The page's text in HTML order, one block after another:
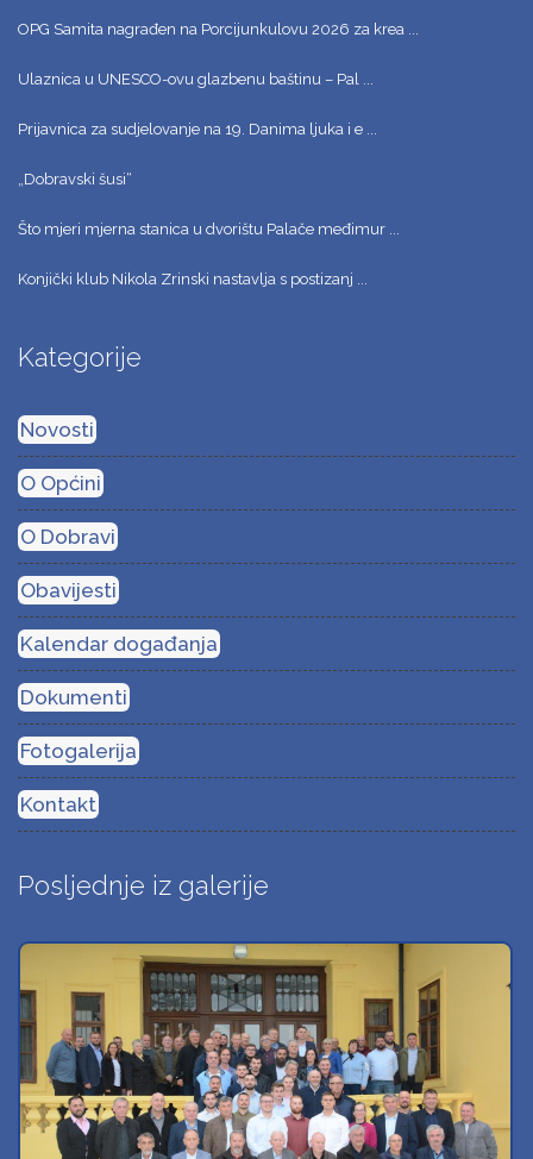
OPG Samita nagrađen na Porcijunkulovu 2026 za krea ...
Ulaznica u UNESCO-ovu glazbenu baštinu – Pal ...
Prijavnica za sudjelovanje na 19. Danima ljuka i e ...
„Dobravski šusi“
Što mjeri mjerna stanica u dvorištu Palače međimur ...
Konjički klub Nikola Zrinski nastavlja s postizanj ...
Kategorije
Novosti
O Općini
O Dobravi
Obavijesti
Kalendar događanja
Dokumenti
Fotogalerija
Kontakt
Posljednje iz galerije